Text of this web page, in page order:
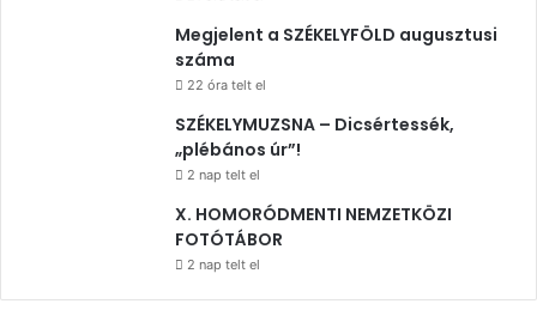
Megjelent a SZÉKELYFÖLD augusztusi
száma
22 óra telt el
SZÉKELYMUZSNA – Dicsértessék,
„plébános úr”!
2 nap telt el
X. HOMORÓDMENTI NEMZETKÖZI
FOTÓTÁBOR
2 nap telt el